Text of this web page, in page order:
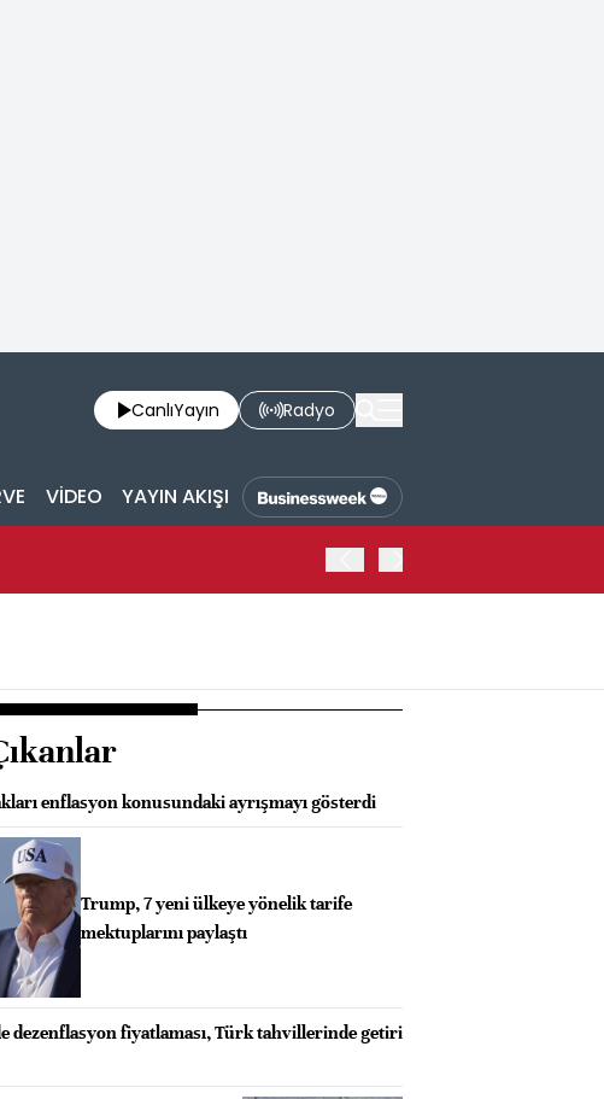
CanlıYayın Radyo
VİDEO YAYIN AKIŞI
enflasyon konusundaki ayrışmayı gösterdi
Trump, 7 yeni ülkeye yönelik tarife
mektuplarını paylaştı
dezenflasyon fiyatlaması, Türk tahvillerinde getiri